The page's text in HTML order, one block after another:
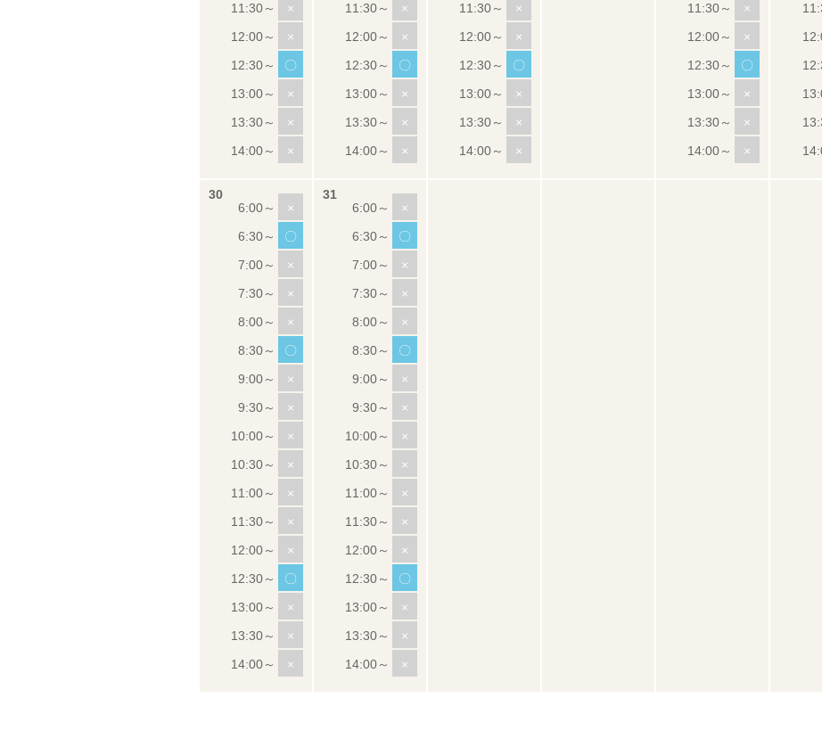
×
×
〇
×
×
×
×
×
〇
×
×
×
×
×
〇
×
×
×
×
×
〇
×
×
×
×
〇
×
×
×
〇
×
×
×
×
×
×
×
〇
×
×
×
×
〇
×
×
×
〇
×
×
×
×
×
×
×
〇
×
×
×